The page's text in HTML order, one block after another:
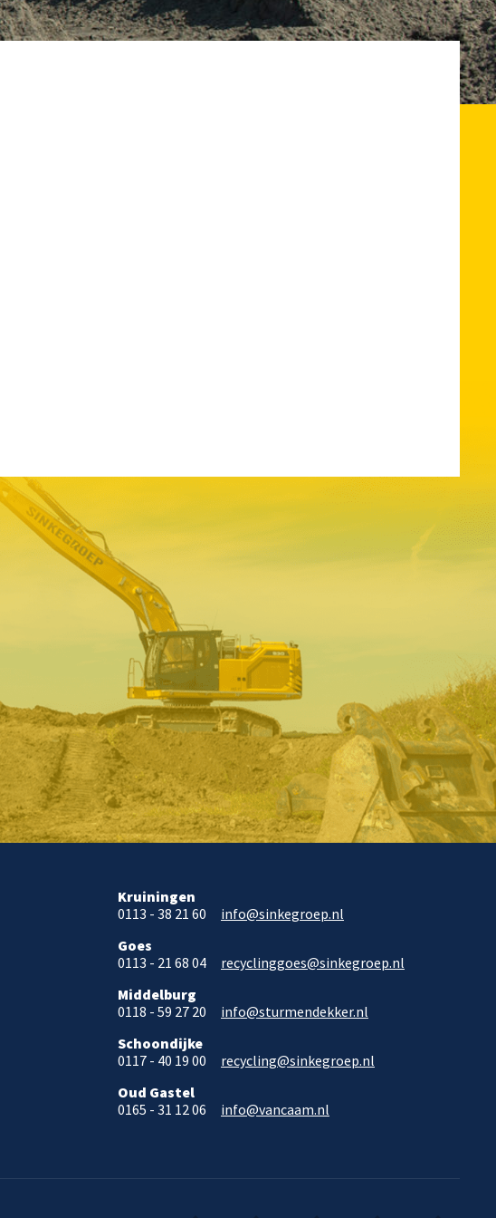
Kruiningen
0113 - 38 21 60
info@sinkegroep.nl
Goes
0113 - 21 68 04
recyclinggoes@sinkegroep.nl
Middelburg
0118 - 59 27 20
info@sturmendekker.nl
Schoondijke
0117 - 40 19 00
recycling@sinkegroep.nl
Oud Gastel
0165 - 31 12 06
info@vancaam.nl